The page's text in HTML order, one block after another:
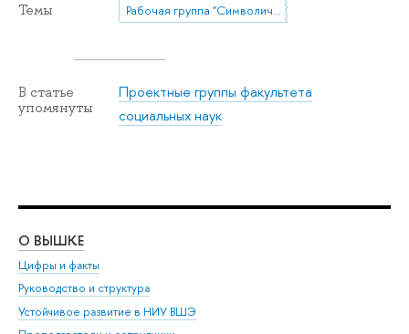
Темы Рабочая группа "Символическая политика в контексте социетальных трансформаций: конструирование идентичностей, переосмысление прошлого, воображение будущего"
В статье
упомянуты
Проектные группы факультета
социальных наук
О ВЫШКЕ
Цифры и факты
Руководство и структура
Устойчивое развитие в НИУ ВШЭ